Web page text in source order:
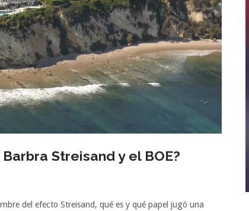
Streisand y el BOE?
del efecto Streisand, qué es y qué papel jugó una